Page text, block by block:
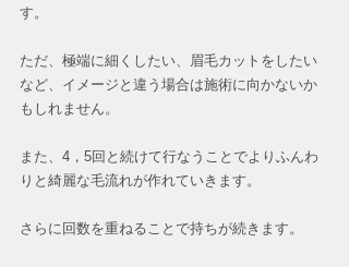
す。
ただ、極端に細くしたい、眉毛カットをしたい
など、イメージと違う場合は施術に向かないか
もしれません。
また、4，5回と続けて行なうことでよりふんわ
りと綺麗な毛流れが作れていきます。
さらに回数を重ねることで持ちが続きます。